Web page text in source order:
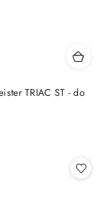
TRIAC ST - do